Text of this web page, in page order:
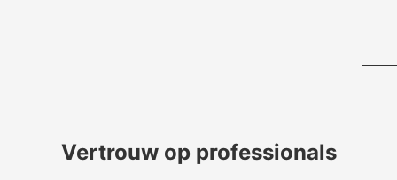
Vertrouw op professionals